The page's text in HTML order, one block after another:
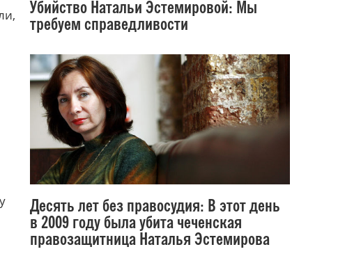
Убийство Натальи Эстемировой: Мы
требуем справедливости
Десять лет без правосудия: В этот день
в 2009 году была убита чеченская
правозащитница Наталья Эстемирова